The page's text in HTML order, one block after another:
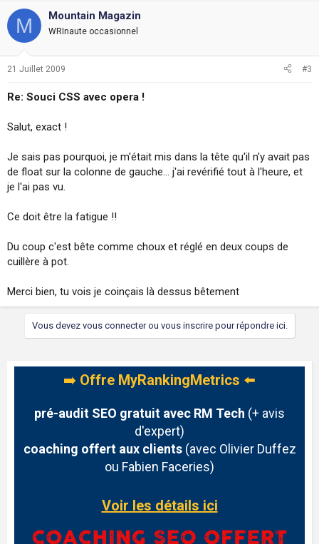
M Mountain Magazin
WRInaute occasionnel
21 Juillet 2009 #3
Re: Souci CSS avec opera !
Salut, exact !
Je sais pas pourquoi, je m'était mis dans la tête qu'il n'y avait pas
de float sur la colonne de gauche... j'ai revérifié tout à l'heure, et
je l'ai pas vu.
Ce doit être la fatigue !!
Du coup c'est bête comme choux et réglé en deux coups de
cuillère à pot.
Merci bien, tu vois je coinçais là dessus bêtement
Vous devez vous connecter ou vous inscrire pour répondre ici.
➡️ Offre MyRankingMetrics ⬅️
pré-audit SEO gratuit avec RM Tech (+ avis
d'expert)
coaching offert aux clients(avec Olivier Duffez
ou Fabien Faceries)
Voir les détails ici